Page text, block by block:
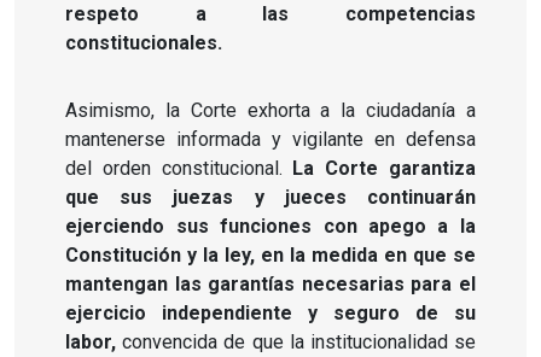
respeto a las competencias
constitucionales.
Asimismo, la Corte exhorta a la ciudadanía a
mantenerse informada y vigilante en defensa
del orden constitucional. La Corte garantiza
que sus juezas y jueces continuarán
ejerciendo sus funciones con apego a la
Constitución y la ley, en la medida en que se
mantengan las garantías necesarias para el
ejercicio independiente y seguro de su
labor, convencida de que la institucionalidad se